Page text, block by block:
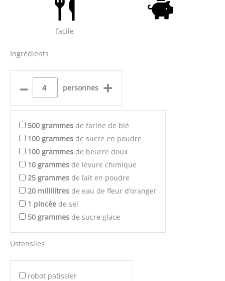
facile
Ingrédients
– personnes +
500 grammes de farine de blé
100 grammes de sucre en poudre
100 grammes de beurre doux
10 grammes de levure chimique
25 grammes de lait en poudre
20 millilitres de eau de fleur d’oranger
1 pincée de sel
50 grammes de sucre glace
Ustensiles
robot patissier